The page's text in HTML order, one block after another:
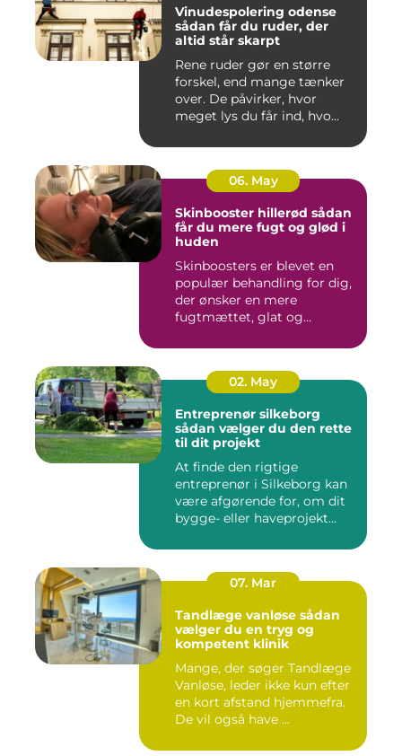
Vinudespolering odense
sådan får du ruder, der
altid står skarpt
Rene ruder gør en større
forskel, end mange tænker
over. De påvirker, hvor
meget lys du får ind, hvo...
06. May
Skinbooster hillerød sådan
får du mere fugt og glød i
huden
Skinboosters er blevet en
populær behandling for dig,
der ønsker en mere
fugtmættet, glat og
02. May
Entreprenør silkeborg
sådan vælger du den rette
til dit projekt
At finde den rigtige
entreprenør i Silkeborg kan
være afgørende for, om dit
bygge- eller haveprojekt...
07. Mar
Tandlæge vanløse sådan
vælger du en tryg og
kompetent klinik
Mange, der søger Tandlæge
Vanløse, leder ikke kun efter
en kort afstand hjemmefra.
De vil også have ...